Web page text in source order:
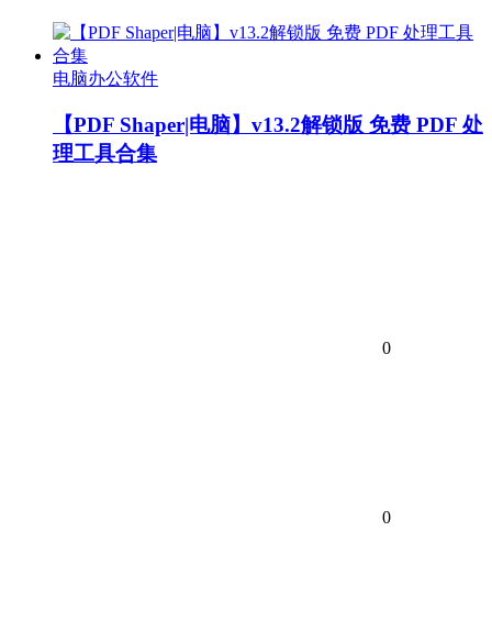
电脑办公软件
【PDF Shaper|电脑】v13.2解锁版 免费 PDF 处
理工具合集
0
0